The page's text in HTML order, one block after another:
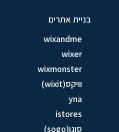
בניית אתרים
wixandme
wixer
wixmonster
וויקס(wixit)
yna
istores
סוגו(sogo)